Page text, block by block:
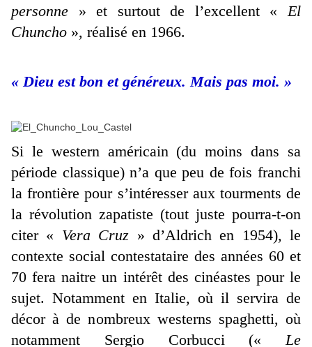
personne » et surtout de l’excellent «El
Chuncho », réalisé en 1966.
« Dieu est bon et généreux. Mais pas moi. »
Si le western américain (du moins dans sa
période classique) n’a que peu de fois franchi
la frontière pour s’intéresser aux tourments de
la révolution zapatiste (tout juste pourra-t-on
citer « Vera Cruz » d’Aldrich en 1954), le
contexte social contestataire des années 60 et
70 fera naitre un intérêt des cinéastes pour le
sujet. Notamment en Italie, où il servira de
décor à de nombreux westerns spaghetti, où
notamment Sergio Corbucci («Le